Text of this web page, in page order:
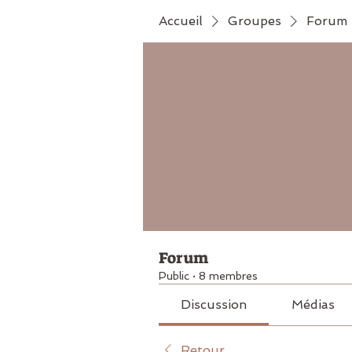
Accueil Groupes Forum
Forum
Public · 8 membres
Discussion Médias